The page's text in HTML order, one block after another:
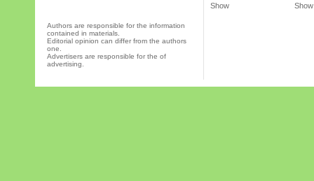
Authors are responsible for the information
contained in materials.
Editorial opinion can differ from the authors
one.
Advertisers are responsible for the of
advertising.
Show
Show